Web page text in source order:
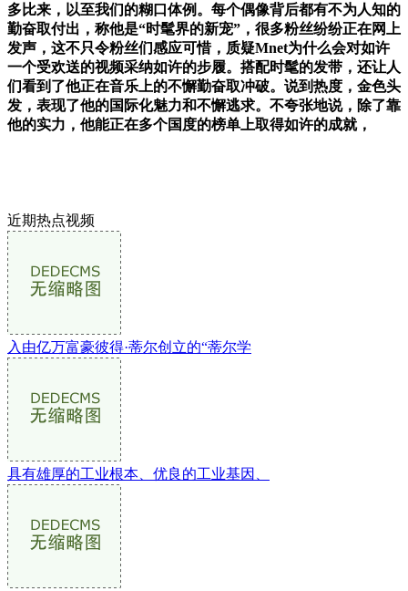
多比来，以至我们的糊口体例。每个偶像背后都有不为人知的
勤奋取付出，称他是“时髦界的新宠”，很多粉丝纷纷正在网上
发声，这不只令粉丝们感应可惜，质疑Mnet为什么会对如许
一个受欢送的视频采纳如许的步履。搭配时髦的发带，还让人
们看到了他正在音乐上的不懈勤奋取冲破。说到热度，金色头
发，表现了他的国际化魅力和不懈逃求。不夸张地说，除了靠
他的实力，他能正在多个国度的榜单上取得如许的成就，
近期热点视频
入由亿万富豪彼得·蒂尔创立的“蒂尔学
具有雄厚的工业根本、优良的工业基因、